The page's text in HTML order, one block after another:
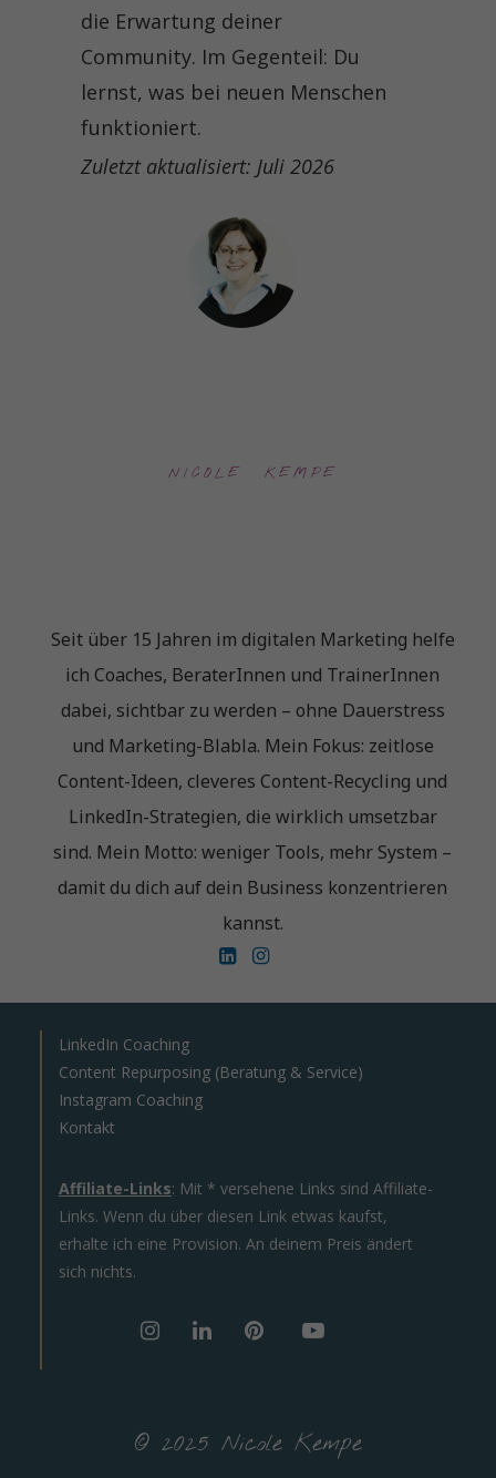
die Erwartung deiner
Community. Im Gegenteil: Du
lernst, was bei neuen Menschen
funktioniert.
Zuletzt aktualisiert: Juli 2026
NICOLE  KEMPE
Seit über 15 Jahren im digitalen Marketing helfe
ich Coaches, BeraterInnen und TrainerInnen
dabei, sichtbar zu werden – ohne Dauerstress
und Marketing-Blabla. Mein Fokus: zeitlose
Content-Ideen, cleveres Content-Recycling und
LinkedIn-Strategien, die wirklich umsetzbar
sind. Mein Motto: weniger Tools, mehr System –
damit du dich auf dein Business konzentrieren
kannst.
LinkedIn Coaching
Content Repurposing (Beratung & Service)
Instagram Coaching
Kontakt
Affiliate-Links: Mit * versehene Links sind Affiliate-
Links. Wenn du über diesen Link etwas kaufst,
erhalte ich eine Provision. An deinem Preis ändert
sich nichts.
© 2025 Nicole Kempe